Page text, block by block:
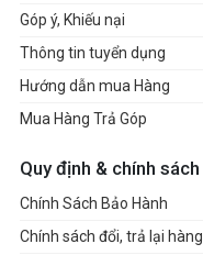
Góp ý, Khiếu nại
Thông tin tuyển dụng
Hướng dẫn mua Hàng
Mua Hàng Trả Góp
Quy định & chính sách
Chính Sách Bảo Hành
Chính sách đổi, trả lại hàng